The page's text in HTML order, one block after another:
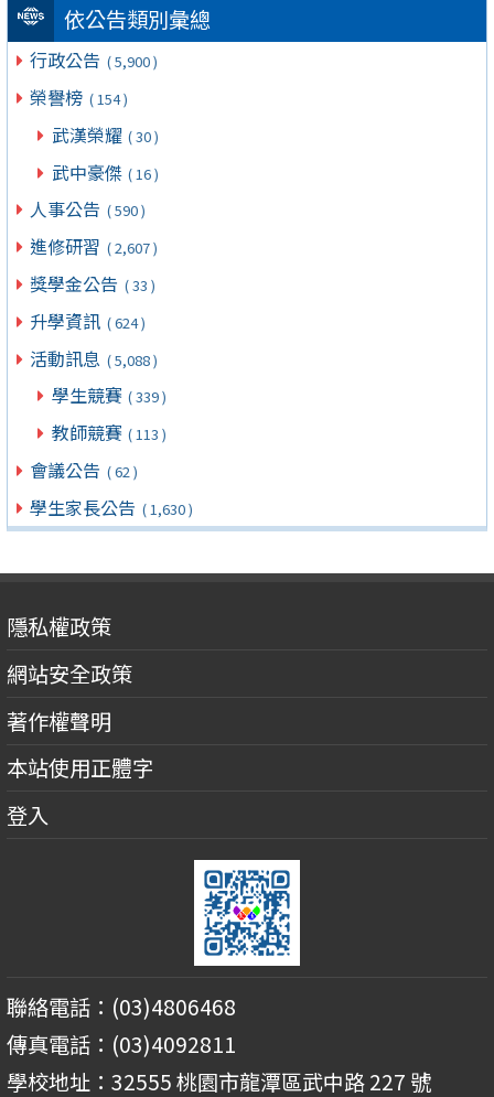
依公告類別彙總
行政公告 ( 5,900 )
榮譽榜 ( 154 )
武漢榮耀 ( 30 )
武中豪傑 ( 16 )
人事公告 ( 590 )
進修研習 ( 2,607 )
獎學金公告 ( 33 )
升學資訊 ( 624 )
活動訊息 ( 5,088 )
學生競賽 ( 339 )
教師競賽 ( 113 )
會議公告 ( 62 )
學生家長公告 ( 1,630 )
隱私權政策
網站安全政策
著作權聲明
本站使用正體字
登入
聯絡電話：(03)4806468
傳真電話：(03)4092811
學校地址：32555 桃園市龍潭區武中路 227 號